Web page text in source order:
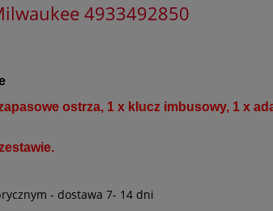
4933492850
ostrza, 1 x klucz imbusowy, 1 x
- dostawa 7- 14 dni